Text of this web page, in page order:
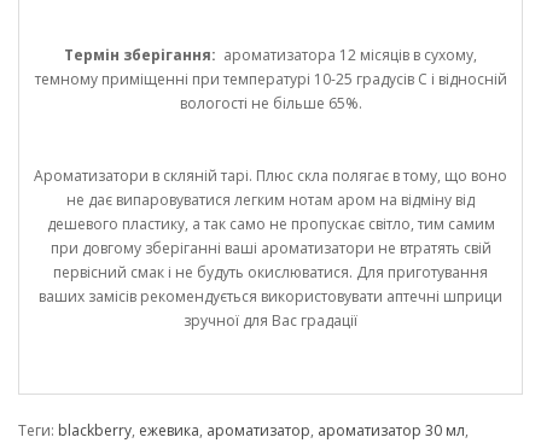
Термін зберігання: ароматизатора 12 місяців в сухому,
темному приміщенні при температурі 10-25 градусів С і відносній
вологості не більше 65%.
Ароматизатори в скляній тарі. Плюс скла полягає в тому, що воно
не дає випаровуватися легким нотам аром на відміну від
дешевого пластику, а так само не пропускає світло, тим самим
при довгому зберіганні ваші ароматизатори не втратять свій
первісний смак і не будуть окислюватися. Для приготування
ваших замісів рекомендується використовувати аптечні шприци
зручної для Вас градації
Теги: blackberry, ежевика, ароматизатор, ароматизатор 30 мл,